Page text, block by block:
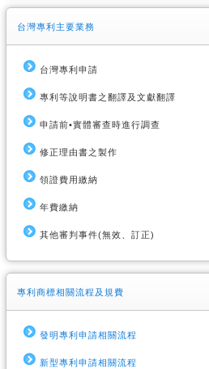
台灣專利主要業務
台灣專利申請
專利等說明書之翻譯及文獻翻譯
申請前•實體審查時進行調查
修正理由書之製作
領證費用繳納
年費繳納
其他審判事件(無效、訂正)
專利商標相關流程及規費
發明專利申請相關流程
新型專利申請相關流程